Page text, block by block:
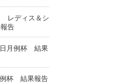
レディス＆シ
告
月例杯 結果
杯 結果報告